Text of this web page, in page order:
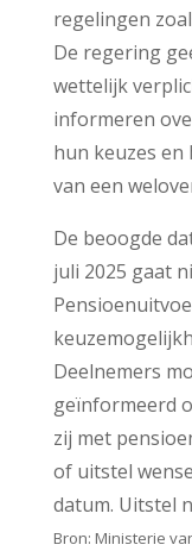
regelingen
De regering
wettelijk
informeren
hun keuzes en
van een
De beoogde
juli 2025 gaat
Deelnemers
geïnformeerd
zij met
of uitstel
datum. Uitstel
Bron: Ministerie